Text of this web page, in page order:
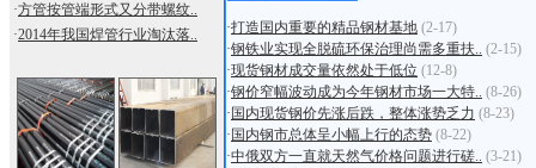
·方管按管端形式又分带螺纹..
·2014年我国焊管行业淘汰落.. ·打造国内重要的精品钢材基地 (2-17)
·钢铁业实现全脱硫环保治理尚需多重扶.. (2-15)
·现货钢材成交量依然处于低位 (12-8)
·钢价窄幅波动成为今年钢材市场一大特.. (8-26)
· 国内现货钢价先涨后跌，整体涨势乏力 (8-23)
· 国内钢市总体呈小幅上行的态势 (8-22)
·中俄双方一直就天然气价格问题进行磋.. (3-21)